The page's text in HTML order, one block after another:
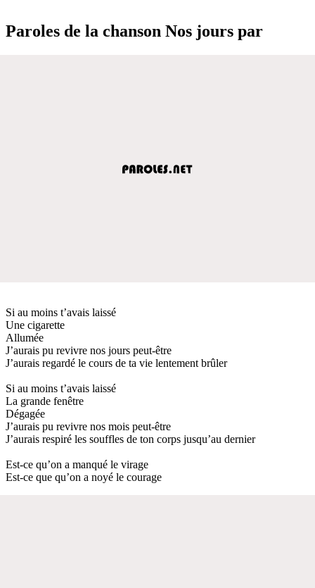
Paroles de la chanson Nos jours par
Si au moins t’avais laissé
Une cigarette
Allumée
J’aurais pu revivre nos jours peut-être
J’aurais regardé le cours de ta vie lentement brûler
Si au moins t’avais laissé
La grande fenêtre
Dégagée
J’aurais pu revivre nos mois peut-être
J’aurais respiré les souffles de ton corps jusqu’au dernier
Est-ce qu’on a manqué le virage
Est-ce que qu’on a noyé le courage